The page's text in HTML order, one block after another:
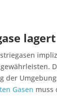
lagert
der
Gasen muss